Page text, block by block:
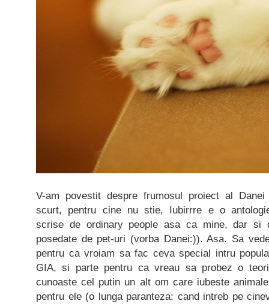
V-am povestit despre frumosul proiect al
scurt, pentru cine nu stie, Iubirrre e o
scrise de ordinary people asa ca mine, dar si
posedate de pet-uri (vorba Danei:)). Asa. Sa
pentru ca vroiam sa fac ceva special intru
GIA, si parte pentru ca vreau sa probez o
cunoaste cel putin un alt om care iubeste
pentru ele (o lunga paranteza: cand intreb pe